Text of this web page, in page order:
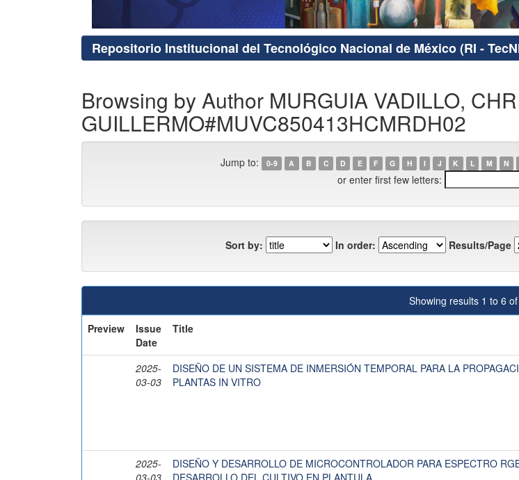
Repositorio Institucional del Tecnológico Nacional de México (RI -
Browsing by Author MURGUIA VADILLO,
GUILLERMO#MUVC850413HCMRDH02
Jump to: 0-9 A B C D E F G H I J K L M N
or enter first few letters:
Sort by: In order: Results/Page
Showing results 1 to 6
Preview
Issue
Date
Title
2025-
03-03
DISEÑO DE UN SISTEMA DE INMERSIÓN TEMPORAL PARA LA
PLANTAS IN VITRO
2025-
03-03
DISEÑO Y DESARROLLO DE MICROCONTROLADOR PARA ESPECTRO
DESARROLLO DEL CULTIVO EN PLANTULA